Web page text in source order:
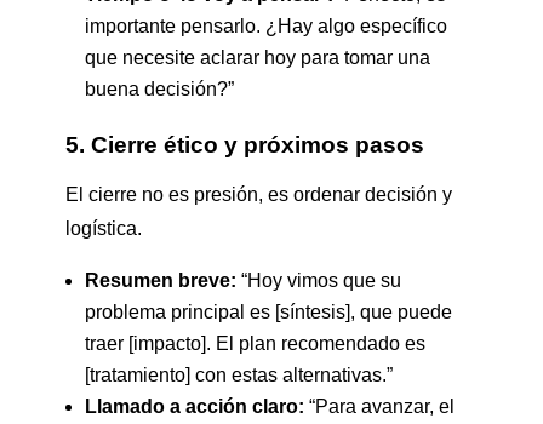
importante pensarlo. ¿Hay algo específico
que necesite aclarar hoy para tomar una
buena decisión?”
5. Cierre ético y próximos pasos
El cierre no es presión, es ordenar decisión y
logística.
Resumen breve: “Hoy vimos que su
problema principal es [síntesis], que puede
traer [impacto]. El plan recomendado es
[tratamiento] con estas alternativas.”
Llamado a acción claro: “Para avanzar, el